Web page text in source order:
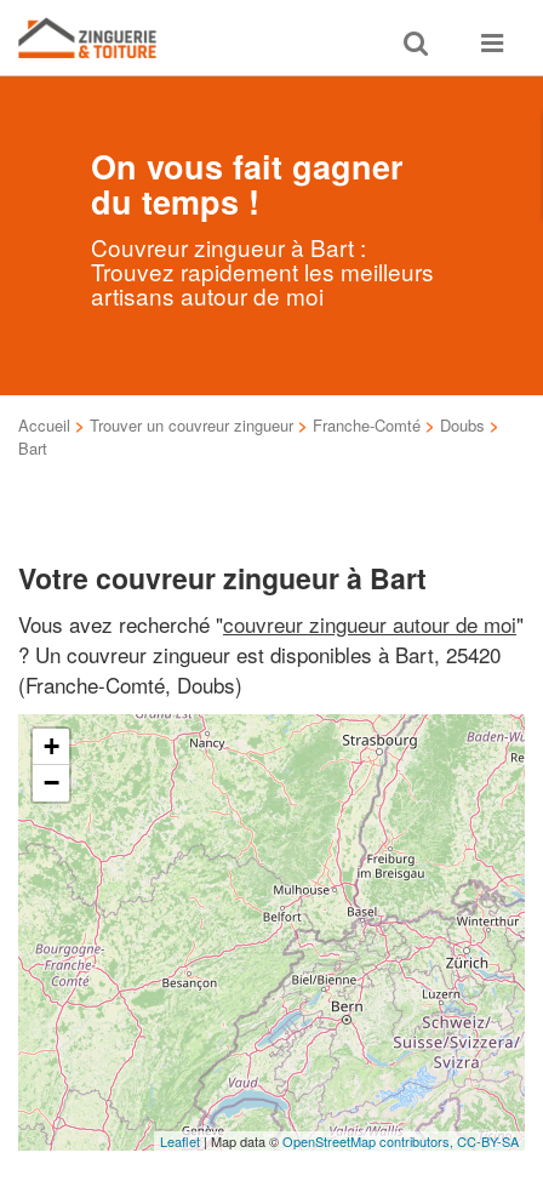
Toggle
search
Toggle
On vous fait gagner
du temps !
Couvreur zingueur à Bart :
Trouvez rapidement les meilleurs
artisans autour de moi
Accueil > Trouver un couvreur zingueur > Franche-Comté > Doubs >
Bart
Votre couvreur zingueur à Bart
Vous avez recherché "couvreur zingueur autour de moi"
? Un couvreur zingueur est disponibles à Bart, 25420
(Franche-Comté, Doubs)
+
−
Leaflet| Map data ©OpenStreetMap contributors, CC-BY-SA